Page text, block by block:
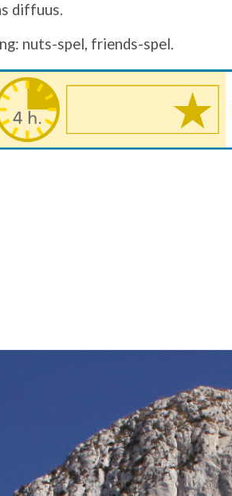
diffuus.
nuts-spel, friends-spel.